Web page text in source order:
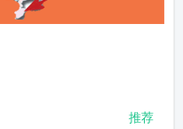
推荐